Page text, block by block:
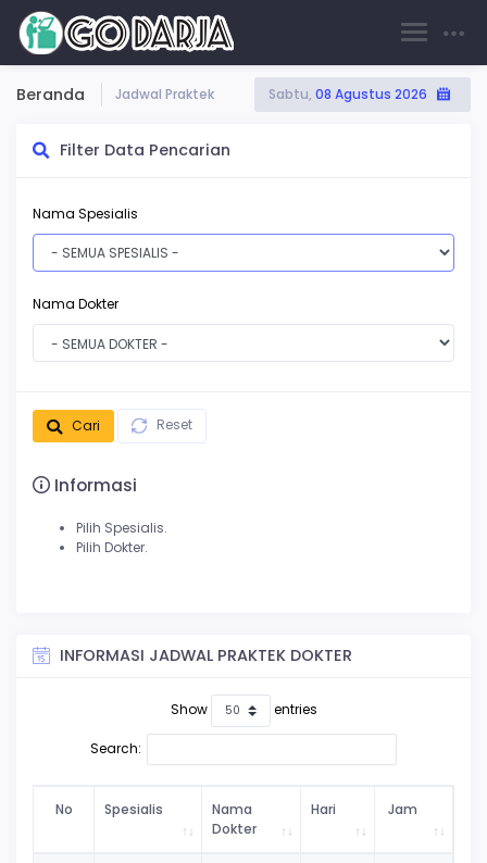
Guest
Beranda Jadwal Praktek Sabtu, 08 Agustus 2026
Filter Data Pencarian
Nama Spesialis
Nama Dokter
Cari Reset
Informasi
Pilih Spesialis.
Pilih Dokter.
INFORMASI JADWAL PRAKTEK DOKTER
Show entries
Search:
No Spesialis
Nama
Dokter
Hari Jam